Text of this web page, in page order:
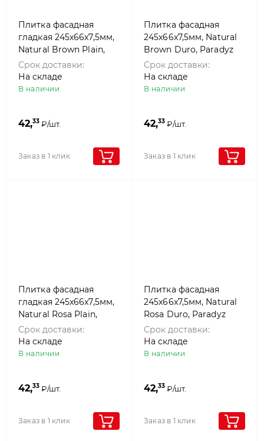
Плитка фасадная
гладкая 245x66x7,5мм,
Natural Brown Plain,
Paradyz
Срок доставки:
На складе
В наличии
42,33 ₽/шт.
Заказ в 1 клик
Плитка фасадная
245x66x7,5мм, Natural
Brown Duro, Paradyz
Срок доставки:
На складе
В наличии
42,33 ₽/шт.
Заказ в 1 клик
Плитка фасадная
гладкая 245x66x7,5мм,
Natural Rosa Plain,
Paradyz
Срок доставки:
На складе
В наличии
42,33 ₽/шт.
Заказ в 1 клик
Плитка фасадная
245x66x7,5мм, Natural
Rosa Duro, Paradyz
Срок доставки:
На складе
В наличии
42,33 ₽/шт.
Заказ в 1 клик